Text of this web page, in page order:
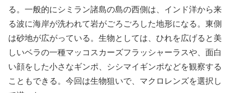
る。一般的にシミラン諸島の島の西側は、インド洋から来
る波に海岸が洗われて岩がごろごろした地形になる。東側
は砂地が広がっている。生物としては、ひれを広げると美
しいベラの一種マッコスカーズフラッシャーラスや、面白
い顔をした小さなギンポ、シシマイギンポなどを観察する
こともできる。今回は生物狙いで、マクロレンズを選択し